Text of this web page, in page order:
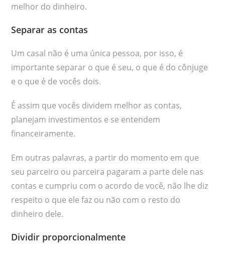
melhor do dinheiro.
Separar as contas
Um casal não é uma única pessoa, por isso, é
importante separar o que é seu, o que é do cônjuge
e o que é de vocês dois.
É assim que vocês dividem melhor as contas,
planejam investimentos e se entendem
financeiramente.
Em outras palavras, a partir do momento em que
seu parceiro ou parceira pagaram a parte dele nas
contas e cumpriu com o acordo de você, não lhe diz
respeito o que ele faz ou não com o resto do
dinheiro dele.
Dividir proporcionalmente